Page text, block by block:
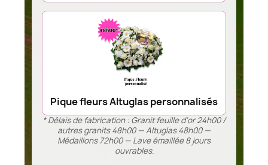
Pique fleurs Altuglas personnalisés
* Délais de fabrication : Granit feuille d’or 24h00 /
autres granits 48h00 — Altuglas 48h00 —
Médaillons 72h00 — Lave émaillée 8 jours
ouvrables.